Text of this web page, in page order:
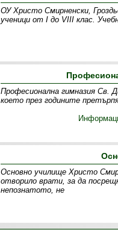
ОУ Христо Смирненски,
ученици от I до VIII клас.
Професионална гимназия Св.
което през годините
Основно училище Христо
отворило врати, за да
непознатото, не